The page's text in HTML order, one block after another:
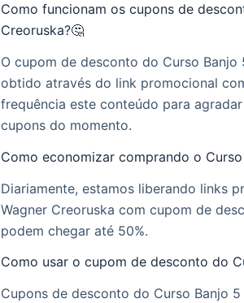
Como funcionam os cupons de
Creoruska?🤔
O cupom de desconto do Curso
obtido através do link promocional
frequência este conteúdo para
cupons do momento.
Como economizar comprando o
Diariamente, estamos liberando links
Wagner Creoruska com cupom de
podem chegar até 50%.
Como usar o cupom de desconto do
Cupons de desconto do Curso Banjo